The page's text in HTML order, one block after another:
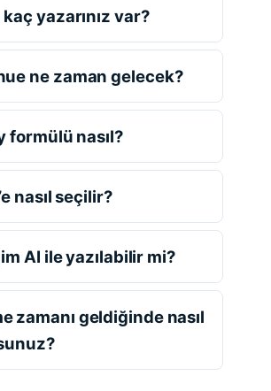
yazarınız var?
ne zaman gelecek?
formülü nasıl?
nasıl seçilir?
AI ile yazılabilir mi?
zamanı geldiğinde nasıl